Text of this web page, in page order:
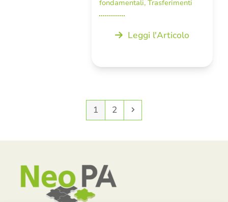
fondamentali, Trasferimenti
Leggi l'Articolo
Pagina
1 Pagina
2